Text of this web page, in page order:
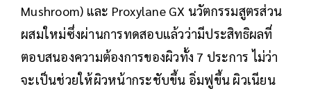
Mushroom) และ Proxylane GX นวัตกรรมสูตรส่วน
ผสมใหม่ซึ่งผ่านการทดสอบแล้วว่ามีประสิทธิผลที่
ตอบสนองความต้องการของผิวทั้ง 7 ประการ ไม่ว่า
จะเป็นช่วยให้ผิวหน้ากระชับขึ้น อิ่มฟูขึ้น ผิวเนียน